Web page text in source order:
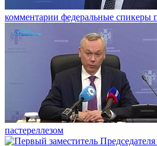
комментарии федеральные спикеры
пастереллезом